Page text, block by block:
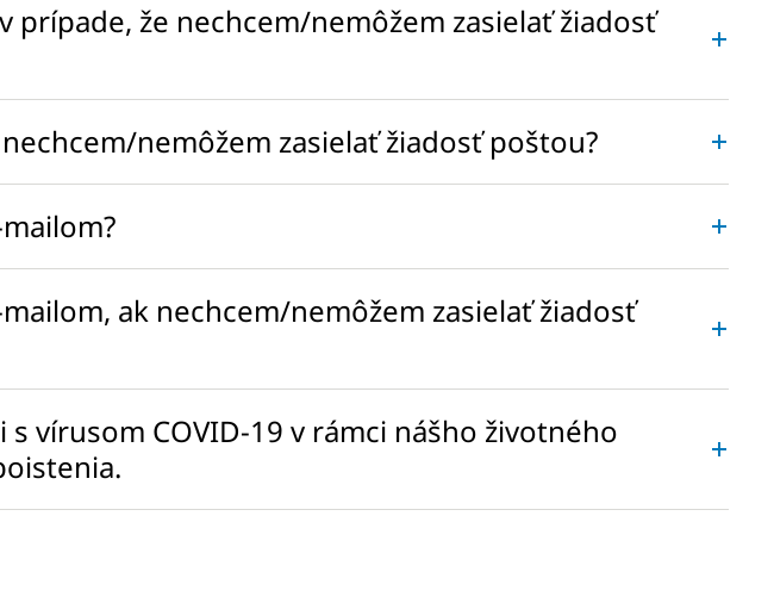
že nechcem/nemôžem zasielať žiadosť
nemôžem zasielať žiadosť poštou?
ak nechcem/nemôžem zasielať žiadosť
vírusom COVID-19 v rámci nášho životného